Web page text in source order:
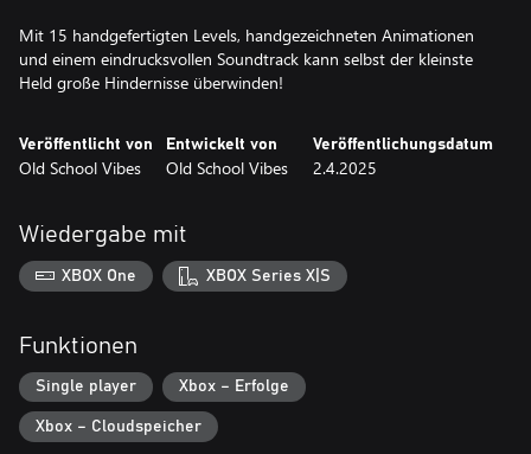
Mit 15 handgefertigten Levels, handgezeichneten Animationen
und einem eindrucksvollen Soundtrack kann selbst der kleinste
Held große Hindernisse überwinden!
Veröffentlicht von
Old School Vibes
Entwickelt von
Old School Vibes
Veröffentlichungsdatum
2.4.2025
Wiedergabe mit
XBOX One XBOX Series X|S
Funktionen
Single player Xbox – Erfolge
Xbox – Cloudspeicher